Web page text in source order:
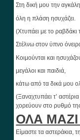
Στη δική μου την αγκάλη
όλη η πλάση ησυχάζει.
(Χτυπάει με το ραβδάκι
Στέλνω στον ύπνο
Κοιμούνται και
μεγάλοι και παιδιά,
κάτω από τα δικά μου
(Ξαναχτυπάει τ’
χορεύουν στο ρυθμό
ΟΛΑ ΜΑΖΙ
Είμαστε τα αστεράκια,